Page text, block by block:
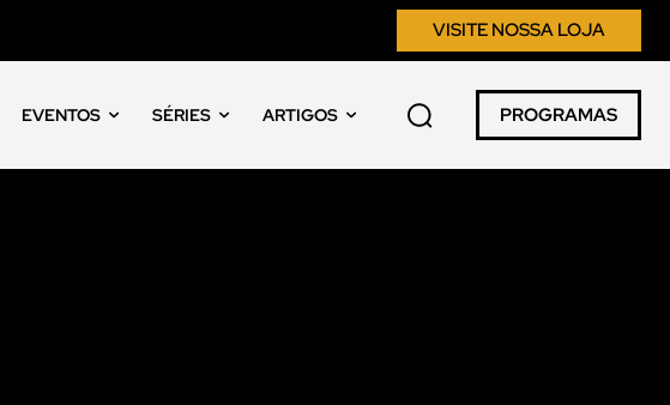
VISITE NOSSA LOJA
EVENTOS SÉRIES ARTIGOS PROGRAMAS